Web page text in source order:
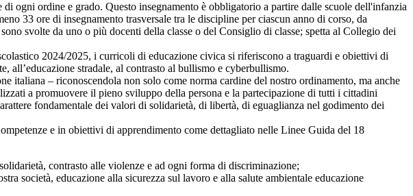
ogni ordine e grado. Questo insegnamento è obbligatorio a partire dalle scuole dell'infanzia
33 ore di insegnamento trasversale tra le discipline per ciascun anno di corso, da
svolte da uno o più docenti della classe o del Consiglio di classe; spetta al Collegio dei
2024/2025, i curricoli di educazione civica si riferiscono a traguardi e obiettivi di
all’educazione stradale, al contrasto al bullismo e cyberbullismo.
italiana – riconoscendola non solo come norma cardine del nostro ordinamento, ma anche
a promuovere il pieno sviluppo della persona e la partecipazione di tutti i cittadini
fondamentale dei valori di solidarietà, di libertà, di eguaglianza nel godimento dei
e in obiettivi di apprendimento come dettagliato nelle Linee Guida del 18
contrasto alle violenze e ad ogni forma di discriminazione;
società, educazione alla sicurezza sul lavoro e alla salute ambientale educazione